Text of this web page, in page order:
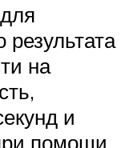
на
и
помощи